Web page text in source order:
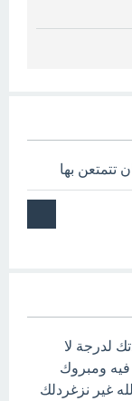
تتمتعن بها
لدرجة لا
فيه ومبروك
غير نزغردلك